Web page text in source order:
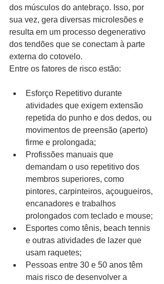
dos músculos do antebraço. Isso, por
sua vez, gera diversas microlesões e
resulta em um processo degenerativo
dos tendões que se conectam à parte
externa do cotovelo.
Entre os fatores de risco estão:
Esforço Repetitivo durante
atividades que exigem extensão
repetida do punho e dos dedos, ou
movimentos de preensão (aperto)
firme e prolongada;
Profissões manuais que
demandam o uso repetitivo dos
membros superiores, como
pintores, carpinteiros, açougueiros,
encanadores e trabalhos
prolongados com teclado e mouse;
Esportes como tênis, beach tennis
e outras atividades de lazer que
usam raquetes;
Pessoas entre 30 e 50 anos têm
mais risco de desenvolver a